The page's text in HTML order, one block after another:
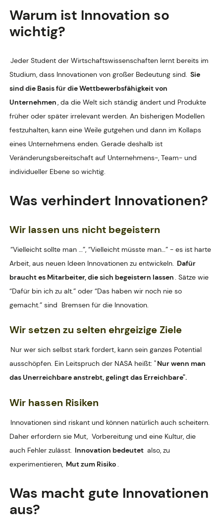
Warum ist Innovation so
wichtig?
Jeder Student der Wirtschaftswissenschaften lernt bereits im
Studium, dass Innovationen von großer Bedeutung sind. Sie
sind die Basis für die Wettbewerbsfähigkeit von
Unternehmen , da die Welt sich ständig ändert und Produkte
früher oder später irrelevant werden. An bisherigen Modellen
festzuhalten, kann eine Weile gutgehen und dann im Kollaps
eines Unternehmens enden. Gerade deshalb ist
Veränderungsbereitschaft auf Unternehmens-, Team- und
individueller Ebene so wichtig.
Was verhindert Innovationen?
Wir lassen uns nicht begeistern
“Vielleicht sollte man …”, “Vielleicht müsste man…” - es ist harte
Arbeit, aus neuen Ideen Innovationen zu entwickeln. Dafür
braucht es Mitarbeiter, die sich begeistern lassen. Sätze wie
“Dafür bin ich zu alt.” oder “Das haben wir noch nie so
gemacht.” sind Bremsen für die Innovation.
Wir setzen zu selten ehrgeizige Ziele
Nur wer sich selbst stark fordert, kann sein ganzes Potential
ausschöpfen. Ein Leitspruch der NASA heißt: "Nur wenn man
das Unerreichbare anstrebt, gelingt das Erreichbare".
Wir hassen Risiken
Innovationen sind riskant und können natürlich auch scheitern.
Daher erfordern sie Mut, Vorbereitung und eine Kultur, die
auch Fehler zulässt. Innovation bedeutet also, zu
experimentieren, Mut zum Risiko.
Was macht gute Innovationen
aus?